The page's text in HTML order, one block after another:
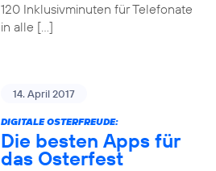
120 Inklusivminuten für Telefonate
in alle […]
14. April 2017
DIGITALE OSTERFREUDE:
Die besten Apps für
das Osterfest